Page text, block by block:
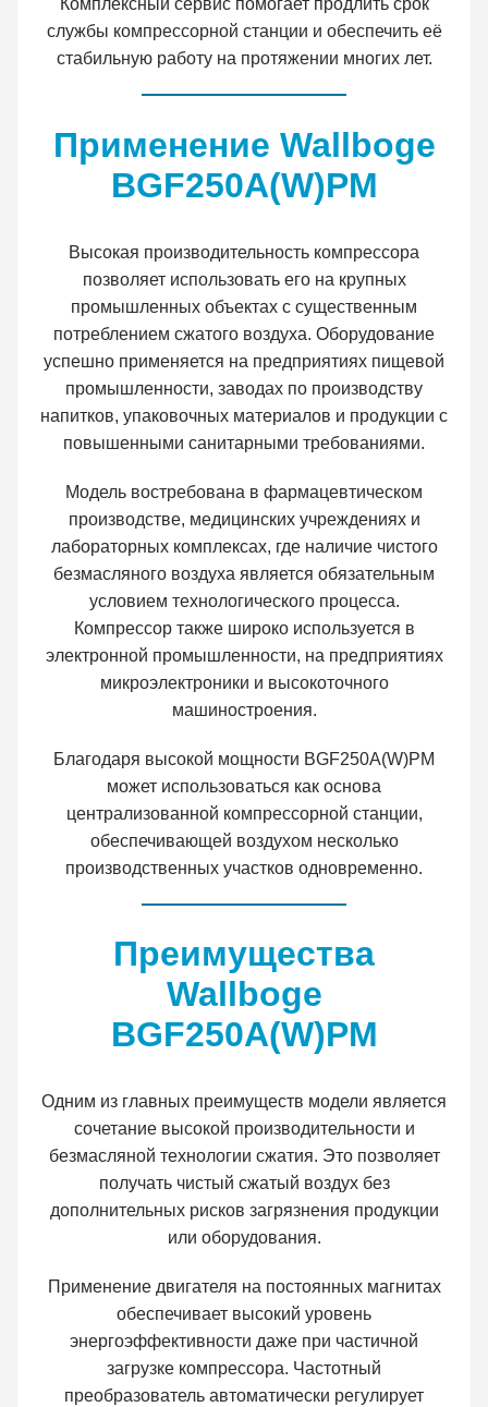
Комплексный сервис помогает продлить срок
службы компрессорной станции и обеспечить её
стабильную работу на протяжении многих лет.
Применение Wallboge
BGF250A(W)PM
Высокая производительность компрессора
позволяет использовать его на крупных
промышленных объектах с существенным
потреблением сжатого воздуха. Оборудование
успешно применяется на предприятиях пищевой
промышленности, заводах по производству
напитков, упаковочных материалов и продукции с
повышенными санитарными требованиями.
Модель востребована в фармацевтическом
производстве, медицинских учреждениях и
лабораторных комплексах, где наличие чистого
безмасляного воздуха является обязательным
условием технологического процесса.
Компрессор также широко используется в
электронной промышленности, на предприятиях
микроэлектроники и высокоточного
машиностроения.
Благодаря высокой мощности BGF250A(W)PM
может использоваться как основа
централизованной компрессорной станции,
обеспечивающей воздухом несколько
производственных участков одновременно.
Преимущества
Wallboge
BGF250A(W)PM
Одним из главных преимуществ модели является
сочетание высокой производительности и
безмасляной технологии сжатия. Это позволяет
получать чистый сжатый воздух без
дополнительных рисков загрязнения продукции
или оборудования.
Применение двигателя на постоянных магнитах
обеспечивает высокий уровень
энергоэффективности даже при частичной
загрузке компрессора. Частотный
преобразователь автоматически регулирует